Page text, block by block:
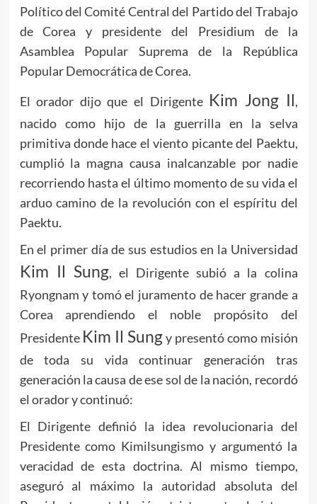
Político del Comité Central del Partido del Trabajo
de Corea y presidente del Presidium de la
Asamblea Popular Suprema de la República
Popular Democrática de Corea.
El orador dijo que el Dirigente Kim Jong Il,
nacido como hijo de la guerrilla en la selva
primitiva donde hace el viento picante del Paektu,
cumplió la magna causa inalcanzable por nadie
recorriendo hasta el último momento de su vida el
arduo camino de la revolución con el espíritu del
Paektu.
En el primer día de sus estudios en la Universidad
Kim Il Sung, el Dirigente subió a la colina
Ryongnam y tomó el juramento de hacer grande a
Corea aprendiendo el noble propósito del
Presidente Kim Il Sungy presentó como misión
de toda su vida continuar generación tras
generación la causa de ese sol de la nación, recordó
el orador y continuó:
El Dirigente definió la idea revolucionaria del
Presidente como Kimilsungismo y argumentó la
veracidad de esta doctrina. Al mismo tiempo,
aseguró al máximo la autoridad absoluta del